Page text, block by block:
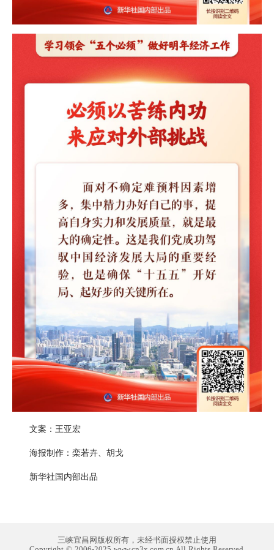
文案：王亚宏
海报制作：栾若卉、胡戈
新华社国内部出品
三峡宜昌网版权所有，未经书面授权禁止使用